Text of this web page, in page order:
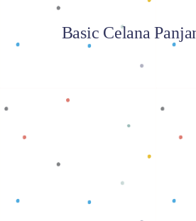
Basic Celana
Baca